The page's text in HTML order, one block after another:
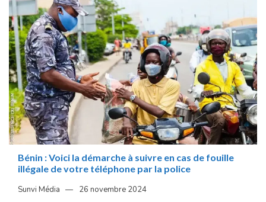
Bénin : Voici la démarche à suivre en cas de fouille
illégale de votre téléphone par la police
Sunvi Média 26 novembre 2024